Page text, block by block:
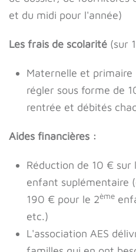
et du midi pour l'année)
Les frais de scolarité (sur
Maternelle et
régler sous forme de
rentrée et débités
Aides financières :
Réduction de 10 €
enfant suplémentaire
190 € pour le 2ème
etc.)
L'association AES